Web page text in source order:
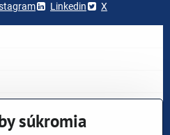
Linkedin X
súkromia